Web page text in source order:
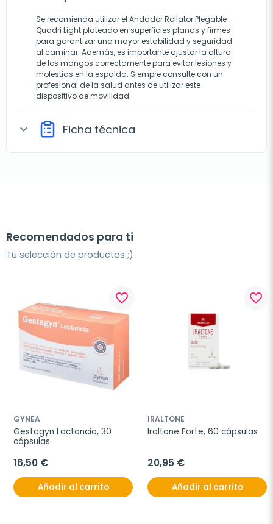
Se recomienda utilizar el Andador Rollator Plegable
Quadri Light plateado en superficies planas y firmes
para garantizar una mayor estabilidad y seguridad
al caminar. Además, es importante ajustar la altura
de los mangos correctamente para evitar lesiones y
molestias en la espalda. Siempre consulte con un
profesional de la salud antes de utilizar este
dispositivo de movilidad.
expand_more Ficha técnica
Recomendados para ti
Tu selección de productos ;)
favorite_border
GYNEA
Gestagyn Lactancia, 30
cápsulas
16,50 €
Añadir al carrito
favorite_border
IRALTONE
Iraltone Forte, 60 cápsulas
20,95 €
Añadir al carrito